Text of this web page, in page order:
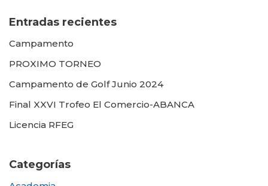
Entradas recientes
Campamento
PROXIMO TORNEO
Campamento de Golf Junio 2024
Final XXVI Trofeo El Comercio-ABANCA
Licencia RFEG
Categorías